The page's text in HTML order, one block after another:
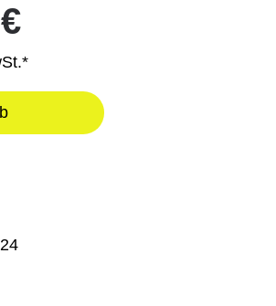
gewünschten Wert ein